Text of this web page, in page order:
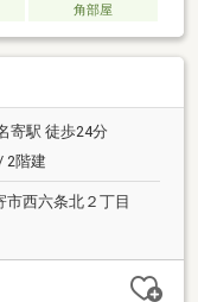
角部屋
寄駅 徒歩24分
2階建
市西六条北２丁目